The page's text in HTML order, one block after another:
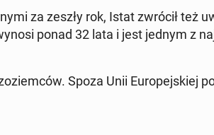
za zeszły rok, Istat zwrócił też
ponad 32 lata i jest jednym z
Spoza Unii Eu­ro­pej­skiej